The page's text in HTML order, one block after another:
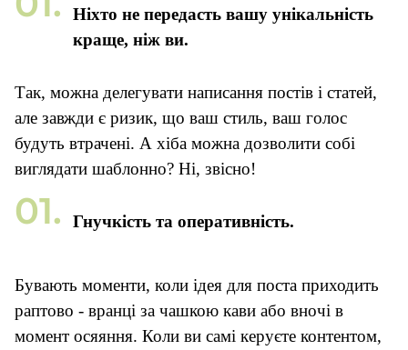
Ніхто не передасть вашу унікальність
краще, ніж ви.
Так, можна делегувати написання постів і статей,
але завжди є ризик, що ваш стиль, ваш голос
будуть втрачені. А хіба можна дозволити собі
виглядати шаблонно? Ні, звісно!
Гнучкість та оперативність.
Бувають моменти, коли ідея для поста приходить
раптово - вранці за чашкою кави або вночі в
момент осяяння. Коли ви самі керуєте контентом,